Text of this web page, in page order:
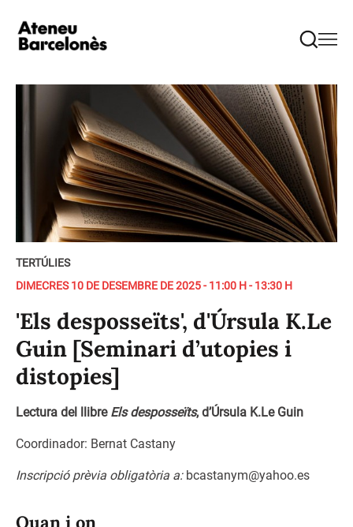
TERTÚLIES
DIMECRES 10 DE DESEMBRE DE 2025 - 11:00 H - 13:30 H
'Els desposseïts', d'Úrsula K.Le
Guin [Seminari d’utopies i
distopies]
Lectura del llibre Els desposseïts, d’Úrsula K.Le Guin
Coordinador: Bernat Castany
Inscripció prèvia obligatòria a: bcastanym@yahoo.es
Quan i on